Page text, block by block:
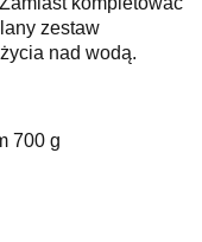
zestaw
nad wodą.
700 g